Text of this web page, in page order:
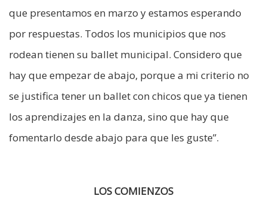
que presentamos en marzo y estamos esperando
por respuestas. Todos los municipios que nos
rodean tienen su ballet municipal. Considero que
hay que empezar de abajo, porque a mi criterio no
se justifica tener un ballet con chicos que ya tienen
los aprendizajes en la danza, sino que hay que
fomentarlo desde abajo para que les guste”.
LOS COMIENZOS